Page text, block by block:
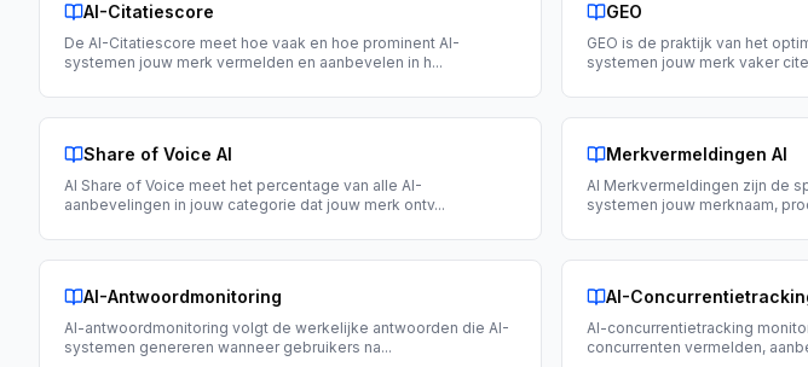
AI-Citatiescore
De AI-Citatiescore meet hoe vaak en hoe prominent AI-
systemen jouw merk vermelden en aanbevelen in h...
GEO
GEO is de praktijk van het
systemen jouw merk vaker
Share of Voice AI
AI Share of Voice meet het percentage van alle AI-
aanbevelingen in jouw categorie dat jouw merk ontv...
Merkvermeldingen AI
AI Merkvermeldingen zijn de
systemen jouw merknaam,
AI-Antwoordmonitoring
AI-antwoordmonitoring volgt de werkelijke antwoorden die AI-
systemen genereren wanneer gebruikers na...
AI-
AI-concurrentietracking
concurrenten vermelden,